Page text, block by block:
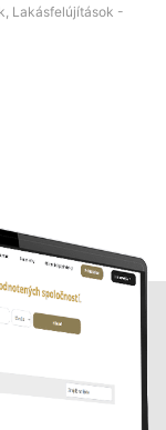
Lakásfelújítások -